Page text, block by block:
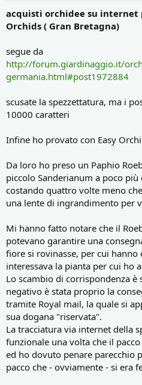
acquisti orchidee su internet
Orchids ( Gran Bretagna)
segue da
http://forum.giardinaggio.it/
germania.html#post1972884
scusate la spezzettatura, ma i
10000 caratteri
Infine ho provato con Easy
Da loro ho preso un Paphio
piccolo Sanderianum a poco
costando quattro volte meno
una lente di ingrandimento per
Mi hanno fatto notare che il
potevano garantire una
fiore si rovinasse, per cui hanno
interessava la pianta per cui ho
Lo scambio di corrispondenza
negativo è stata proprio la
tramite Royal mail, la quale si
sua dogana "riservata".
La tracciatura via internet della
funzionale una volta che il
ed ho dovuto penare parecchio
pacco che - ovviamente - si era